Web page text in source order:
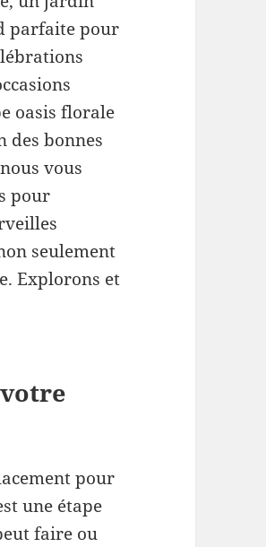
parfaite pour
oasis florale
des bonnes
vous
pour
seulement
Explorons et
pour
une étape
faire ou